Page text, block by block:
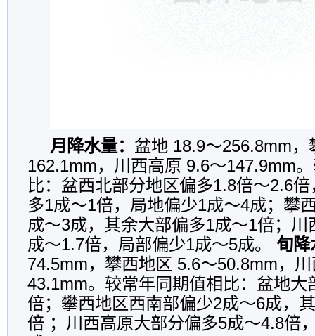
月降水量： 盆地 18.9～256.8mm
162.1mm，川西高原 9.6～147.9mm
比：盆西北部分地区偏多1.8倍～2.6
多1成～1倍，局地偏少1成～4成；攀
成～3成，其余大部偏多1成～1倍；
成～1.7倍，局部偏少1成～5成。 旬降
74.5mm，攀西地区 5.6～50.8mm，
43.1mm。较常年同期值相比：盆地大
倍；攀西地区西南部偏少2成～6成，
倍 ；川西高原大部分偏多5成～4.8倍